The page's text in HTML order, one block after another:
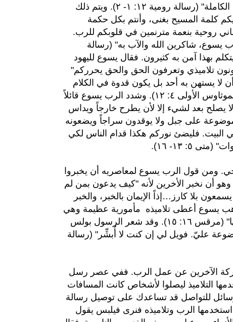
أذهانكم، لتختبروا ما هي إرادة الله الصالحة المرضية الكاملة" (رسالة رومية ١٢: ١- ٢). ويتم ذلك
كلمة المسيح بغنى، وأنتم بكل حكمة
روحية بنعمة مترنمين في قلوبكم للرب.
يسوع، شاكرين الله والآب به" (رسالة
هو يتكلم بهذا آمن به كثيرون. فقال يسوع لليهود
تلاميذي وتعرفون الحق والحق يحرركم"
أن لا يستهن به أحد بل يكون قدوة في الكلام
والتصرف والمحبة والإيمان والطهارة (أنظر رسالة تيموثاوس الأولى ٤: ١٢). وشدد الرب يسوع قائلاً
يصلح بعد لشيء إلا لأن يطرح خارجاً ويداس
موضوعة على جبل ولا يوقدون سراجاً ويضعونه
البيت. فليضئ نوركم هكذا قدام الناس لكي
٥: ١٣- ١٦).
ومن قول الرب يسوع لمعاصريه أن يخبروا
وهو أن نخبر الأخرين لأنه "كيف يدعون بمن لم
بلا كارز…إذاً الإيمان بالخبر، والخبر
١٠: ١٤ و١٧). وقبل أن يذهب يسوع أعطى تلاميذه مأمورية عظيمة وهي
ذهبوا إلى العالم أجمع واكرزوا بالإنجيل للخليقة كلها" (مرقس ١٦: ١٥). وقد شعر الرسول بولس
عليّ. فويل لي إن كنت لا أُبشِّر" (رسالة
الآخرين عن عمل الرب. ففي عصر رسل
التلاميذ ليصلوا لأشخاص كانت المسافات
للتواصل قد تساعدك على توصيل رسالة
الرب وتلاميذه فنرى فيلبس يقول